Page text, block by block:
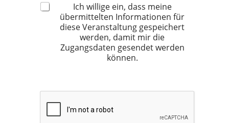
Ich willige ein, dass meine
übermittelten Informationen für
diese Veranstaltung gespeichert
werden, damit mir die
Zugangsdaten gesendet werden
können.